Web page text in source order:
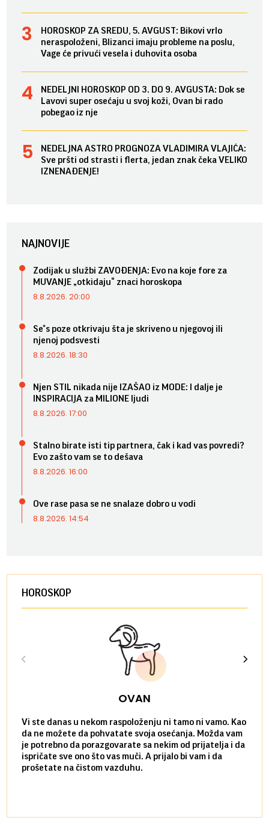
HOROSKOP ZA SREDU, 5. AVGUST: Bikovi vrlo
neraspoloženi, Blizanci imaju probleme na poslu,
Vage će privući vesela i duhovita osoba
NEDELJNI HOROSKOP OD 3. DO 9. AVGUSTA: Dok se
Lavovi super osećaju u svoj koži, Ovan bi rado
pobegao iz nje
NEDELJNA ASTRO PROGNOZA VLADIMIRA VLAJIĆA:
Sve pršti od strasti i flerta, jedan znak čeka VELIKO
IZNENAĐENJE!
NAJNOVIJE
Zodijak u službi ZAVOĐENJA: Evo na koje fore za
MUVANJE „otkidaju“ znaci horoskopa
8.8.2026. 20:00
Se*s poze otkrivaju šta je skriveno u njegovoj ili
njenoj podsvesti
8.8.2026. 18:30
Njen STIL nikada nije IZAŠAO iz MODE: I dalje je
INSPIRACIJA za MILIONE ljudi
8.8.2026. 17:00
Stalno birate isti tip partnera, čak i kad vas povredi?
Evo zašto vam se to dešava
8.8.2026. 16:00
Ove rase pasa se ne snalaze dobro u vodi
8.8.2026. 14:54
HOROSKOP
OVAN
Vi ste danas u nekom raspoloženju ni tamo ni vamo. Kao
da ne možete da pohvatate svoja osećanja. Možda vam
je potrebno da porazgovarate sa nekim od prijatelja i da
ispričate sve ono što vas muči. A prijalo bi vam i da
prošetate na čistom vazduhu.